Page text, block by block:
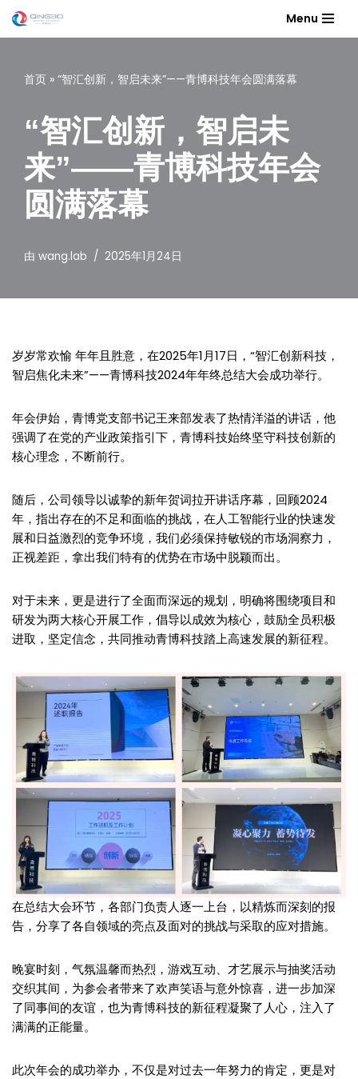
跳
Menu
首页 » “智汇创新，智启未来”——青博科技年会圆满落幕
“智汇创新，智启未
来”——青博科技年会
圆满落幕
由 wang.lab 2025年1月24日
岁岁常欢愉 年年且胜意，在2025年1月17日，“智汇创新科技，
智启焦化未来”——青博科技2024年年终总结大会成功举行。
年会伊始，青博党支部书记王来部发表了热情洋溢的讲话，他
强调了在党的产业政策指引下，青博科技始终坚守科技创新的
核心理念，不断前行。
随后，公司领导以诚挚的新年贺词拉开讲话序幕，回顾2024
年，指出存在的不足和面临的挑战，在人工智能行业的快速发
展和日益激烈的竞争环境，我们必须保持敏锐的市场洞察力，
正视差距，拿出我们特有的优势在市场中脱颖而出。
对于未来，更是进行了全面而深远的规划，明确将围绕项目和
研发为两大核心开展工作，倡导以成效为核心，鼓励全员积极
进取，坚定信念，共同推动青博科技踏上高速发展的新征程。
在总结大会环节，各部门负责人逐一上台，以精炼而深刻的报
告，分享了各自领域的亮点及面对的挑战与采取的应对措施。
晚宴时刻，气氛温馨而热烈，游戏互动、才艺展示与抽奖活动
交织其间，为参会者带来了欢声笑语与意外惊喜，进一步加深
了同事间的友谊，也为青博科技的新征程凝聚了人心，注入了
满满的正能量。
此次年会的成功举办，不仅是对过去一年努力的肯定，更是对